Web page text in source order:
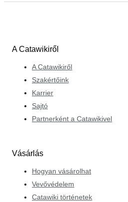
A Catawikiről
A Catawikiről
Szakértőink
Karrier
Sajtó
Partnerként a Catawikivel
Vásárlás
Hogyan vásárolhat
Vevővédelem
Catawiki történetek